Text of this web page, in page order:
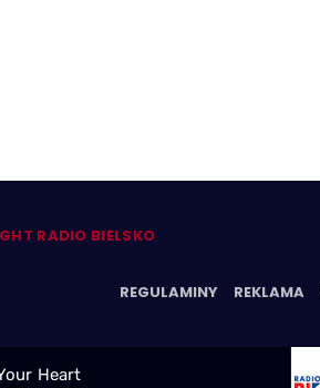
Heart
RADIO BIELSKO
REGULAMINY REKLAMA